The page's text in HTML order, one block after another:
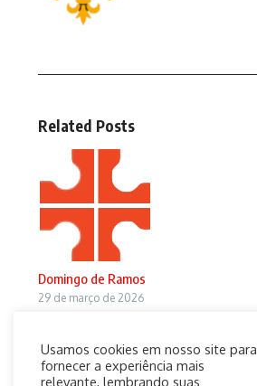
Related Posts
Domingo de Ramos
29 de março de 2026
Usamos cookies em nosso site para
fornecer a experiência mais
relevante, lembrando suas